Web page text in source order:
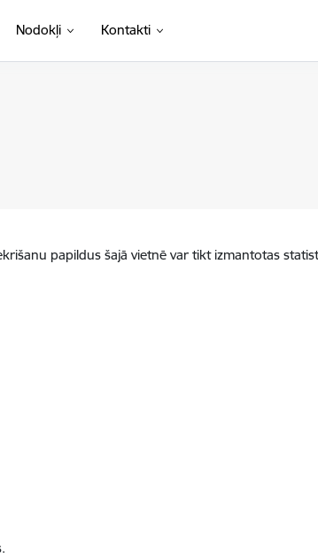
Nodokļi Kontakti
papildus šajā vietnē var tikt izmantotas